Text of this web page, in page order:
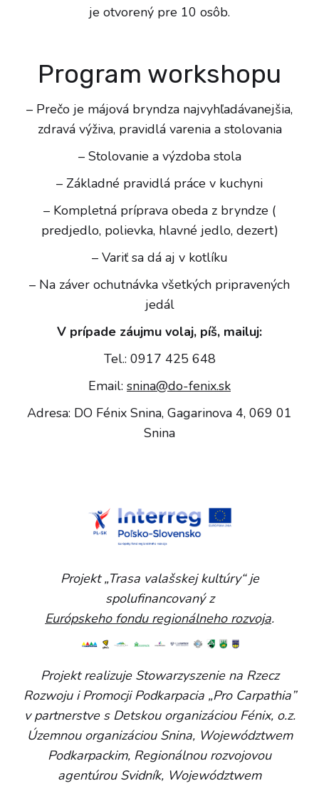
je otvorený pre 10 osôb.
Program workshopu
– Prečo je májová bryndza najvyhľadávanejšia,
zdravá výživa, pravidlá varenia a stolovania
– Stolovanie a výzdoba stola
– Základné pravidlá práce v kuchyni
– Kompletná príprava obeda z bryndze (
predjedlo, polievka, hlavné jedlo, dezert)
– Variť sa dá aj v kotlíku
– Na záver ochutnávka všetkých pripravených
jedál
V prípade záujmu volaj, píš, mailuj:
Tel.: 0917 425 648
Email: snina@do-fenix.sk
Adresa: DO Fénix Snina, Gagarinova 4, 069 01
Snina
Projekt „Trasa valašskej kultúry“ je
spolufinancovaný z
Európskeho fondu regionálneho rozvoja.
Projekt realizuje Stowarzyszenie na Rzecz
Rozwoju i Promocji Podkarpacia „Pro Carpathia”
v partnerstve s Detskou organizáciou Fénix, o.z.
Územnou organizáciou Snina, Województwem
Podkarpackim, Regionálnou rozvojovou
agentúrou Svidník, Województwem